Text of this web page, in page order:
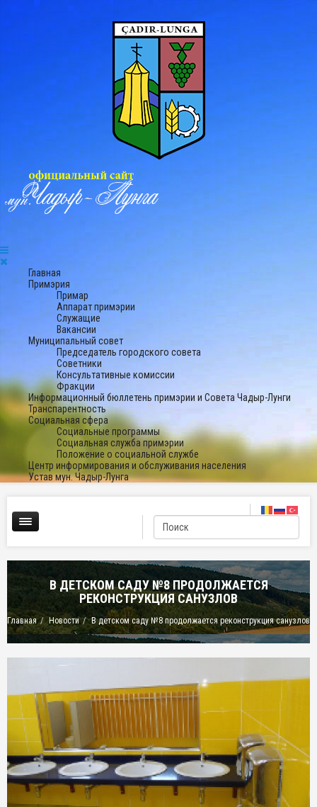
Главная
Примэрия
Примар
Аппарат примэрии
Служащие
Вакансии
Муниципальный совет
Председатель городского совета
Советники
Консультативные комиссии
Фракции
Информационный бюллетень примэрии и Совета Чадыр-Лунги
Транспарентность
Социальная сфера
Социальные программы
Социальная служба примэрии
Положение о социальной службе
Центр информирования и обслуживания населения
Устав мун. Чадыр-Лунга
В ДЕТСКОМ САДУ №8 ПРОДОЛЖАЕТСЯ
РЕКОНСТРУКЦИЯ САНУЗЛОВ
Главная Новости В детском саду №8 продолжается реконструкция санузлов